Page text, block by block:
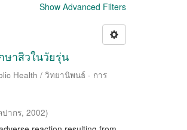
Show Advanced Filters
าสิวในวัยรุ่น
Health / วิทยานิพนธ์ - การ
ากร, 2002)